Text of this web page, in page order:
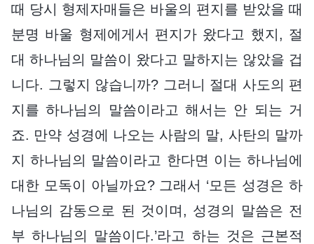
때 당시 형제자매들은 바울의 편지를 받았을 때
분명 바울 형제에게서 편지가 왔다고 했지, 절
대 하나님의 말씀이 왔다고 말하지는 않았을 겁
니다. 그렇지 않습니까? 그러니 절대 사도의 편
지를 하나님의 말씀이라고 해서는 안 되는 거
죠. 만약 성경에 나오는 사람의 말, 사탄의 말까
지 하나님의 말씀이라고 한다면 이는 하나님에
대한 모독이 아닐까요? 그래서 ‘모든 성경은 하
나님의 감동으로 된 것이며, 성경의 말씀은 전
부 하나님의 말씀이다.’라고 하는 것은 근본적